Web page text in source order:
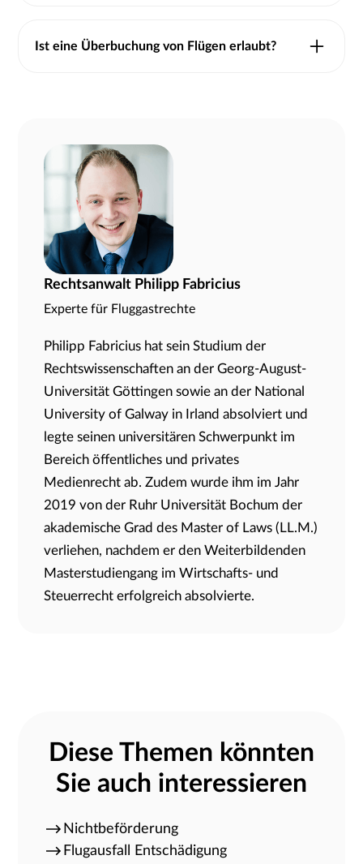
verkauft als es Plätze in dem Flieger gibt. Einzelne
Ist eine Überbuchung von Flügen erlaubt?
Rechtsanwalt Philipp Fabricius
Experte für Fluggastrechte
Philipp Fabricius hat sein Studium der
Rechtswissenschaften an der Georg-August-
Universität Göttingen sowie an der National
University of Galway in Irland absolviert und
legte seinen universitären Schwerpunkt im
Bereich öffentliches und privates
Medienrecht ab. Zudem wurde ihm im Jahr
2019 von der Ruhr Universität Bochum der
akademische Grad des Master of Laws (LL.M.)
verliehen, nachdem er den Weiterbildenden
Masterstudiengang im Wirtschafts- und
Steuerrecht erfolgreich absolvierte.
Diese Themen könnten
Sie auch interessieren
Nichtbeförderung
Flugausfall Entschädigung